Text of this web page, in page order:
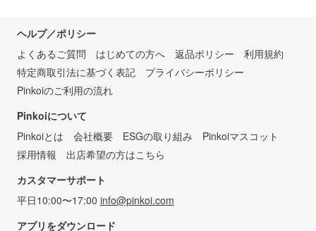
ヘルプ／ポリシー
よくあるご質問
はじめての方へ 返品ポリシー
利用規約
特定商取引法に基づく表記
プライバシーポリシー
Pinkoiのご利用の流れ
Pinkoiについて
Pinkoiとは
会社概要 ESGの取り組み
Pinkoiマスコット
採用情報
出店希望の方はこちら
カスタマーサポート
平日10:00〜17:00 info@pinkoi.com
アプリをダウンロード